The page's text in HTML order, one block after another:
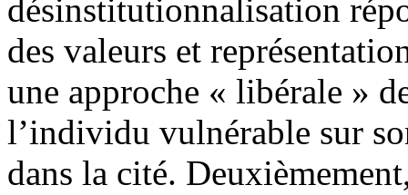
désinstitutionnalisation
des valeurs et
une approche « libérale »
l’individu vulnérable sur
dans la cité.